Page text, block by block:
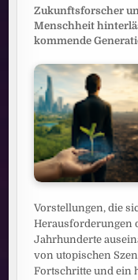
Zukunftsforscher
Menschheit
kommende
Vorstellungen, die
Herausforderungen
Jahrhunderte
von utopischen
Fortschritte und ein